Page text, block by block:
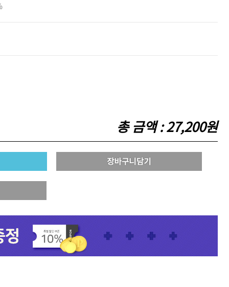
미용회원전용
스
ATS 스타일뮤즈 샤이니 홀딩
픽서 250ml
총 금액 :27,200원